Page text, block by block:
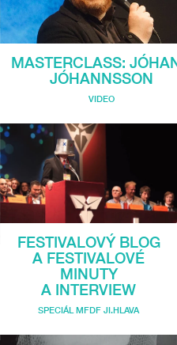
MASTERCLASS:
JÓHANNSSON
VIDEO
FESTIVALOVÝ BLOG
A FESTIVALOVÉ
MINUTY
A INTERVIEW
SPECIÁL MFDF JI.HLAVA